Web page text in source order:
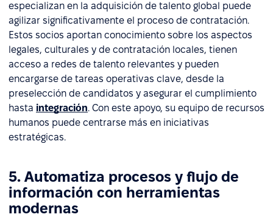
especializan en la adquisición de talento global puede
agilizar significativamente el proceso de contratación.
Estos socios aportan conocimiento sobre los aspectos
legales, culturales y de contratación locales, tienen
acceso a redes de talento relevantes y pueden
encargarse de tareas operativas clave, desde la
preselección de candidatos y asegurar el cumplimiento
hasta integración. Con este apoyo, su equipo de recursos
humanos puede centrarse más en iniciativas
estratégicas.
5. Automatiza procesos y flujo de
información con herramientas
modernas